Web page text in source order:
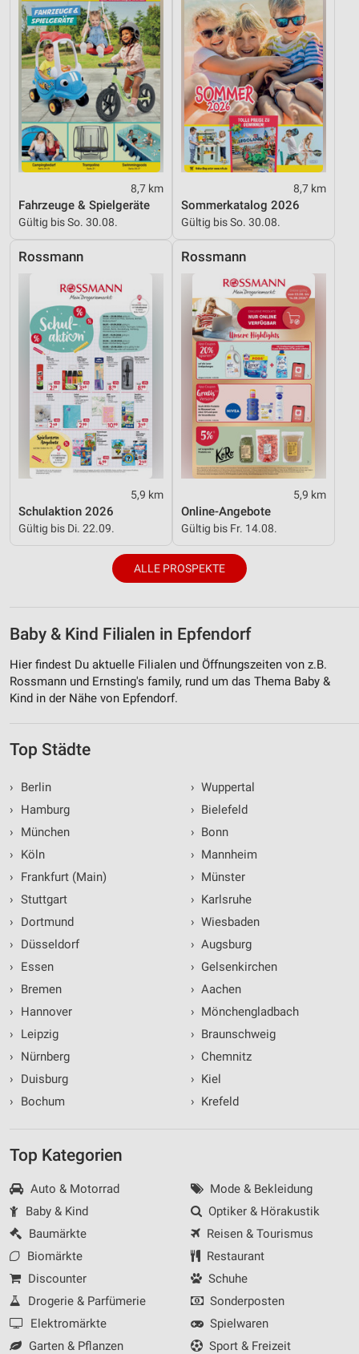
8,7 km
Fahrzeuge & Spielgeräte
Gültig bis So. 30.08.
8,7 km
Sommerkatalog 2026
Gültig bis So. 30.08.
Rossmann
5,9 km
Schulaktion 2026
Gültig bis Di. 22.09.
Rossmann
5,9 km
Online-Angebote
Gültig bis Fr. 14.08.
ALLE PROSPEKTE
Baby & Kind Filialen in Epfendorf
Hier findest Du aktuelle Filialen und Öffnungszeiten von z.B.
Rossmann und Ernsting's family, rund um das Thema Baby &
Kind in der Nähe von Epfendorf.
Top Städte
›
Berlin
›
Hamburg
›
München
›
Köln
›
Frankfurt (Main)
› Stuttgart
›
Dortmund
›
Düsseldorf
›
Essen
›
Bremen
›
Hannover
›
Leipzig
›
Nürnberg
›
Duisburg
›
Bochum
› Wuppertal
› Bielefeld
› Bonn
› Mannheim
› Münster
› Karlsruhe
› Wiesbaden
› Augsburg
› Gelsenkirchen
› Aachen
› Mönchengladbach
› Braunschweig
› Chemnitz
› Kiel
› Krefeld
Top Kategorien
Auto & Motorrad
Baby & Kind
Baumärkte
Biomärkte
Discounter
Drogerie & Parfümerie
Elektromärkte
Garten & Pflanzen
Mode & Bekleidung
Optiker & Hörakustik
Reisen & Tourismus
Restaurant
Schuhe
Sonderposten
Spielwaren
Sport & Freizeit